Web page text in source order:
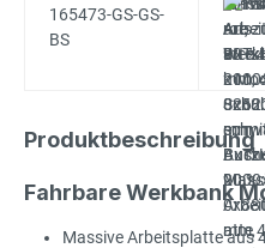
165473-GS-GS-
BS
Produktbeschreibung
Fahrbare Werkbank
Massive Arbeitsplatte aus